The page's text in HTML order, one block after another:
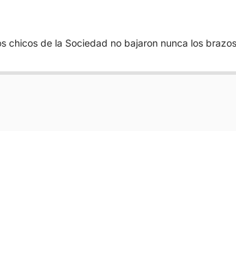
chicos de la Sociedad no bajaron nunca los